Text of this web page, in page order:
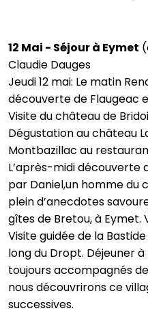
12 Mai - Séjour à Eymet
Claudie Dauges
Jeudi 12 mai: Le matin
découverte de Flaugeac
Visite du château de
Dégustation au château
Montbazillac au
L’après-midi découverte
par Daniel,un homme du
plein d’anecdotes
gîtes de Bretou, à Eymet.
Visite guidée de la
long du Dropt. Déjeuner à
toujours accompagnés
nous découvrirons ce
successives.